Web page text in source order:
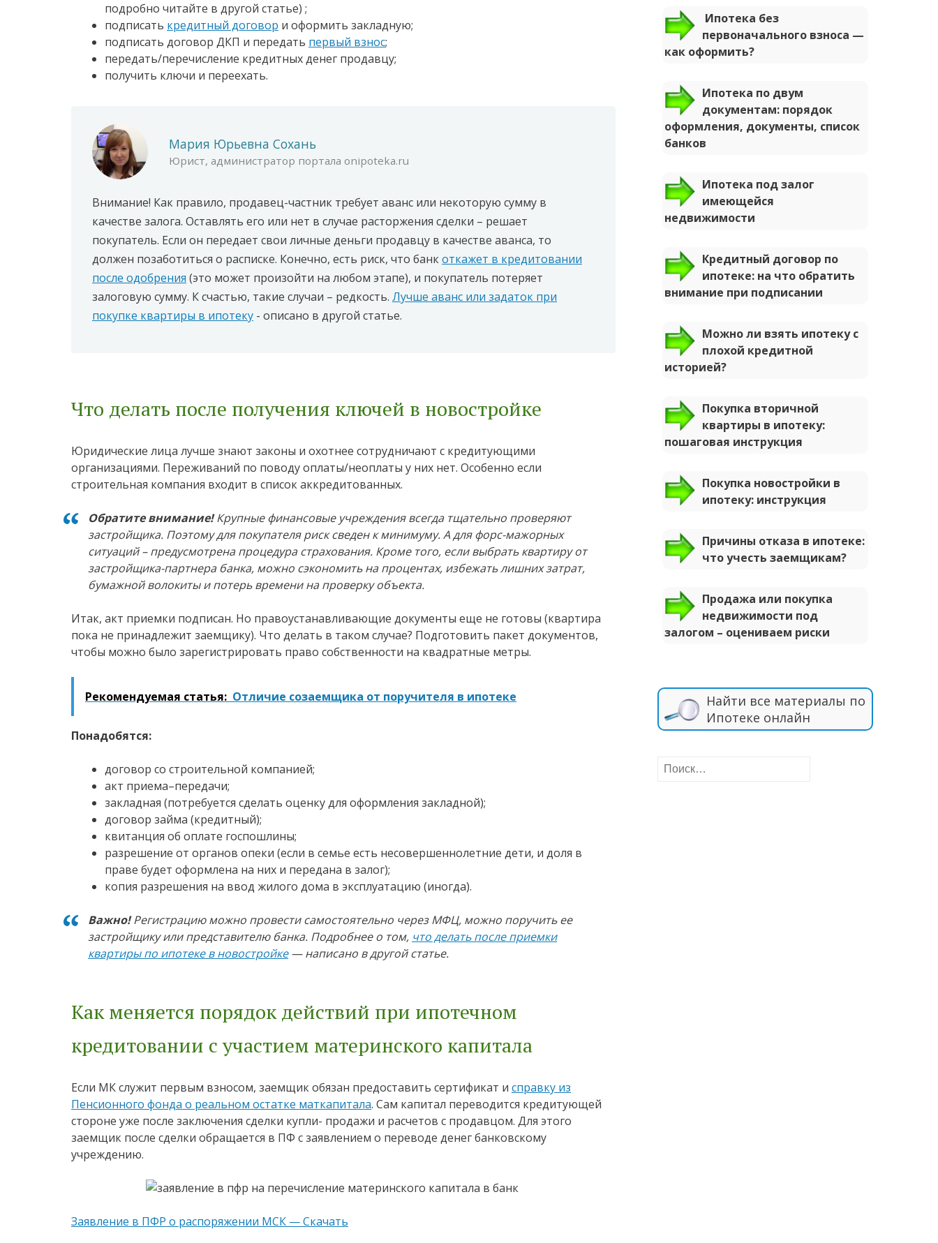
подробно читайте в другой статье) ;
подписать кредитный договор и оформить закладную;
подписать договор ДКП и передать первый взнос;
передать/перечисление кредитных денег продавцу;
получить ключи и переехать.
Мария Юрьевна Сохань
Юрист, администратор портала onipoteka.ru
Внимание! Как правило, продавец-частник требует аванс или некоторую сумму в
качестве залога. Оставлять его или нет в случае расторжения сделки – решает
покупатель. Если он передает свои личные деньги продавцу в качестве аванса, то
должен позаботиться о расписке. Конечно, есть риск, что банкоткажет в кредитовании
после одобрения (это может произойти на любом этапе), и покупатель потеряет
залоговую сумму. К счастью, такие случаи – редкость. Лучше аванс или задаток при
покупке квартиры в ипотеку - описано в другой статье.
Что делать после получения ключей в новостройке
Юридические лица лучше знают законы и охотнее сотрудничают с кредитующими
организациями. Переживаний по поводу оплаты/неоплаты у них нет. Особенно если
строительная компания входит в список аккредитованных.
Обратите внимание!Крупные финансовые учреждения всегда тщательно проверяют
застройщика. Поэтому для покупателя риск сведен к минимуму. А для форс-мажорных
ситуаций – предусмотрена процедура страхования. Кроме того, если выбрать квартиру от
застройщика-партнера банка, можно сэкономить на процентах, избежать лишних затрат,
бумажной волокиты и потерь времени на проверку объекта.
Итак, акт приемки подписан. Но правоустанавливающие документы еще не готовы (квартира
пока не принадлежит заемщику). Что делать в таком случае? Подготовить пакет документов,
чтобы можно было зарегистрировать право собственности на квадратные метры.
Рекомендуемая статья: Отличие созаемщика от поручителя в ипотеке
Понадобятся:
договор со строительной компанией;
акт приема–передачи;
закладная (потребуется сделать оценку для оформления закладной);
договор займа (кредитный);
квитанция об оплате госпошлины;
разрешение от органов опеки (если в семье есть несовершеннолетние дети, и доля в
праве будет оформлена на них и передана в залог);
копия разрешения на ввод жилого дома в эксплуатацию (иногда).
Важно!Регистрацию можно провести самостоятельно через МФЦ, можно поручить ее
застройщику или представителю банка. Подробнее о том, что делать после приемки
квартиры по ипотеке в новостройке— написано в другой статье.
Как меняется порядок действий при ипотечном
кредитовании с участием материнского капитала
Если МК служит первым взносом, заемщик обязан предоставить сертификат и справку из
Пенсионного фонда о реальном остатке маткапитала. Сам капитал переводится кредитующей
стороне уже после заключения сделки купли- продажи и расчетов с продавцом. Для этого
заемщик после сделки обращается в ПФ с заявлением о переводе денег банковскому
учреждению.
Заявление в ПФР о распоряжении МСК — Скачать
Ипотека без
первоначального взноса —
как оформить?
Ипотека по двум
документам: порядок
оформления, документы, список
банков
Ипотека под залог
имеющейся
недвижимости
Кредитный договор по
ипотеке: на что обратить
внимание при подписании
Можно ли взять ипотеку с
плохой кредитной
историей?
Покупка вторичной
квартиры в ипотеку:
пошаговая инструкция
Покупка новостройки в
ипотеку: инструкция
Причины отказа в ипотеке:
что учесть заемщикам?
Продажа или покупка
недвижимости под
залогом – оцениваем риски
Найти все материалы по
Ипотеке онлайн
Найти: